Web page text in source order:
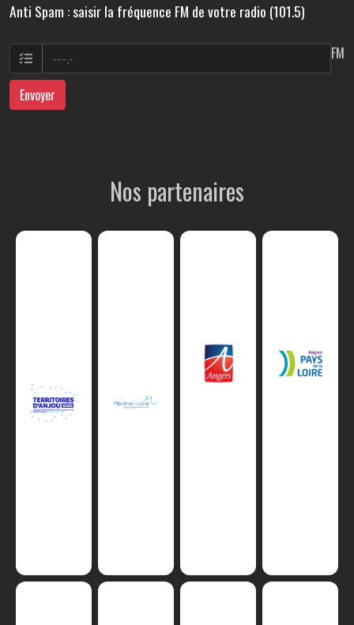
Anti Spam : saisir la fréquence FM de votre radio (101.5)
FM
Envoyer
Nos partenaires